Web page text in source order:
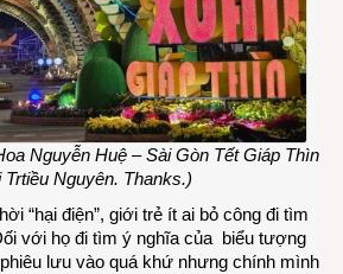
Nguyễn Huệ – Sài Gòn Tết Giáp Thìn
Nguyên. Thanks.)
“hại điện”, giới trẻ ít ai bỏ công đi tìm
với họ đi tìm ý nghĩa của biểu tượng
lưu vào quá khứ nhưng chính mình